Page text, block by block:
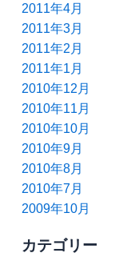
2011年4月
2011年3月
2011年2月
2011年1月
2010年12月
2010年11月
2010年10月
2010年9月
2010年8月
2010年7月
2009年10月
カテゴリー